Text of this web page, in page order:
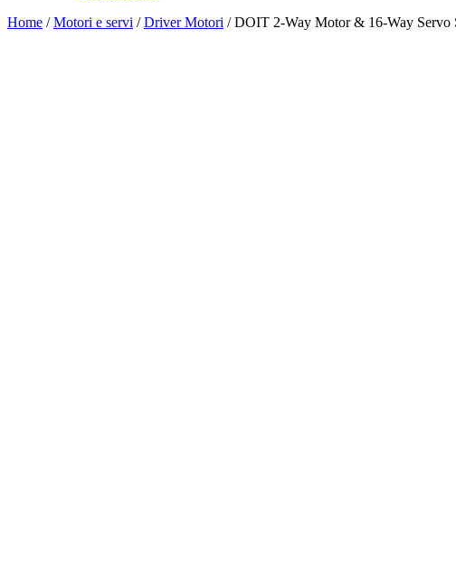
Home /Motori e servi /Driver Motori / DOIT 2-Way Motor & 16-Way